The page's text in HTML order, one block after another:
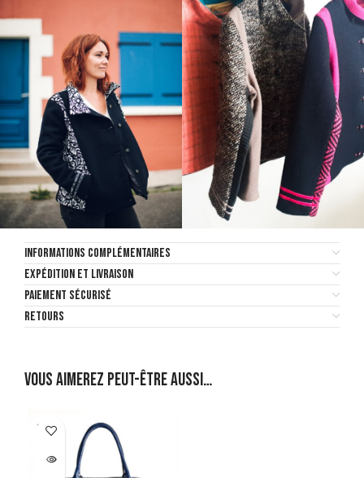
INFORMATIONS COMPLÉMENTAIRES
EXPÉDITION ET LIVRAISON
PAIEMENT SÉCURISÉ
RETOURS
Vous aimerez peut-être aussi…
SOLD
OUT